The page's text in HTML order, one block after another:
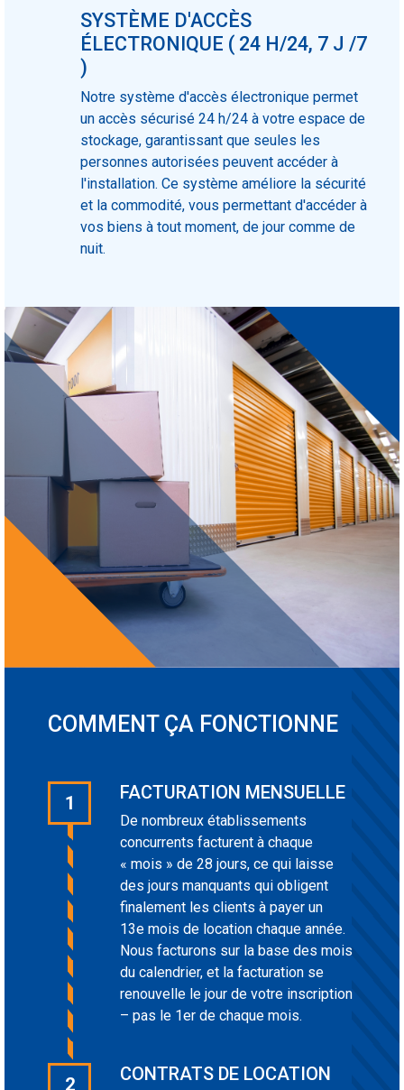
SYSTÈME D'ACCÈS
ÉLECTRONIQUE ( 24 H/24, 7 J /7
)
Notre système d'accès électronique permet
un accès sécurisé 24 h/24 à votre espace de
stockage, garantissant que seules les
personnes autorisées peuvent accéder à
l'installation. Ce système améliore la sécurité
et la commodité, vous permettant d'accéder à
vos biens à tout moment, de jour comme de
nuit.
COMMENT ÇA FONCTIONNE
1 FACTURATION MENSUELLE
De nombreux établissements
concurrents facturent à chaque
« mois » de 28 jours, ce qui laisse
des jours manquants qui obligent
finalement les clients à payer un
13e mois de location chaque année.
Nous facturons sur la base des mois
du calendrier, et la facturation se
renouvelle le jour de votre inscription
– pas le 1er de chaque mois.
2 CONTRATS DE LOCATION